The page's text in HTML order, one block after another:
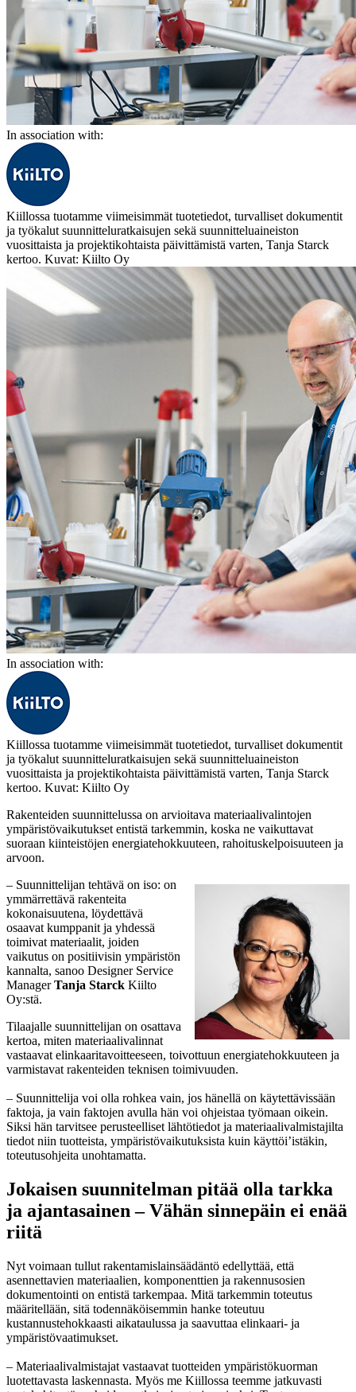
In association with:
Kiillossa tuotamme viimeisimmät tuotetiedot, turvalliset dokumentit
ja työkalut suunnitteluratkaisujen sekä suunnitteluaineiston
vuosittaista ja projektikohtaista päivittämistä varten, Tanja Starck
kertoo. Kuvat: Kiilto Oy
In association with:
Kiillossa tuotamme viimeisimmät tuotetiedot, turvalliset dokumentit
ja työkalut suunnitteluratkaisujen sekä suunnitteluaineiston
vuosittaista ja projektikohtaista päivittämistä varten, Tanja Starck
kertoo. Kuvat: Kiilto Oy
Rakenteiden suunnittelussa on arvioitava materiaalivalintojen
ympäristövaikutukset entistä tarkemmin, koska ne vaikuttavat
suoraan kiinteistöjen energiatehokkuuteen, rahoituskelpoisuuteen ja
arvoon.
– Suunnittelijan tehtävä on iso: on
ymmärrettävä rakenteita
kokonaisuutena, löydettävä
osaavat kumppanit ja yhdessä
toimivat materiaalit, joiden
vaikutus on positiivisin ympäristön
kannalta, sanoo Designer Service
ManagerTanja Starck Kiilto
Oy:stä.
Tilaajalle suunnittelijan on osattava
kertoa, miten materiaalivalinnat
vastaavat elinkaaritavoitteeseen, toivottuun energiatehokkuuteen ja
varmistavat rakenteiden teknisen toimivuuden.
– Suunnittelija voi olla rohkea vain, jos hänellä on käytettävissään
faktoja, ja vain faktojen avulla hän voi ohjeistaa työmaan oikein.
Siksi hän tarvitsee perusteelliset lähtötiedot ja materiaalivalmistajilta
tiedot niin tuotteista, ympäristövaikutuksista kuin käyttöi’istäkin,
toteutusohjeita unohtamatta.
Jokaisen suunnitelman pitää olla tarkka
ja ajantasainen – Vähän sinnepäin ei enää
riitä
Nyt voimaan tullut rakentamislainsäädäntö edellyttää, että
asennettavien materiaalien, komponenttien ja rakennusosien
dokumentointi on entistä tarkempaa. Mitä tarkemmin toteutus
määritellään, sitä todennäköisemmin hanke toteutuu
kustannustehokkaasti aikataulussa ja saavuttaa elinkaari- ja
ympäristövaatimukset.
– Materiaalivalmistajat vastaavat tuotteiden ympäristökuorman
luotettavasta laskennasta. Myös me Kiillossa teemme jatkuvasti